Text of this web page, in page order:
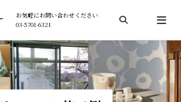
お気軽にお問い合わせください
03-5701-6321
検索